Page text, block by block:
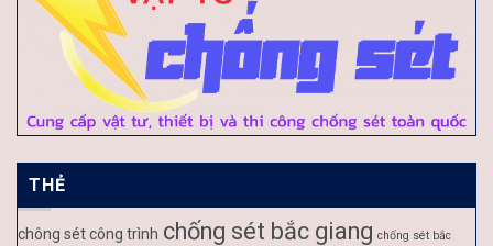
THẺ
chông sét công trình chống sét bắc giang chống sét bắc